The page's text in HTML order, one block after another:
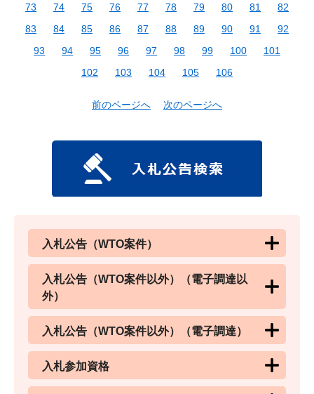
73
74 75 76 77 78 79 80 81
82
83
84 85 86 87 88 89 90 91
92
93
94 95 96 97 98 99 100
101
102
103 104 105 106
前のページへ 次のページへ
入札公告（WTO案件）
入札公告（WTO案件以外）（電子調達以
外）
入札公告（WTO案件以外）（電子調達）
入札参加資格